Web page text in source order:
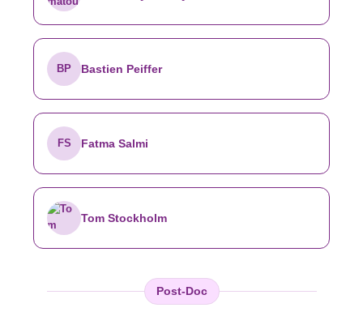
BP Bastien Peiffer
FS Fatma Salmi
Tom Stockholm
Post-Doc